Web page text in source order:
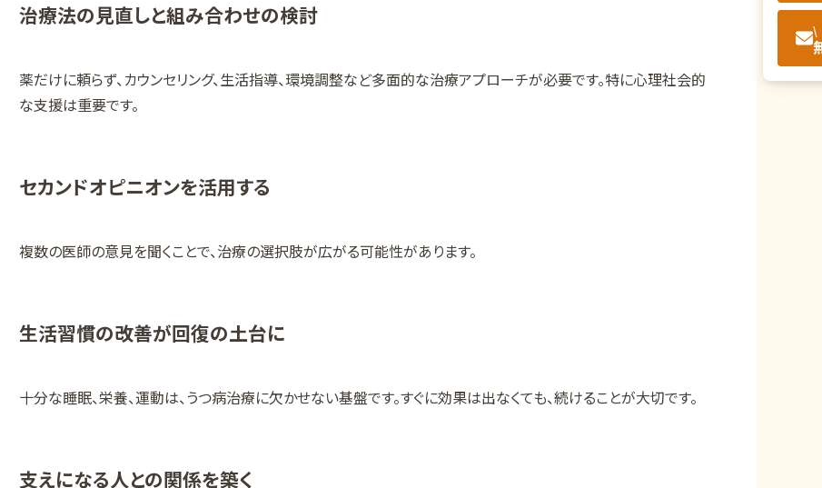
治療法の見直しと組み合わせの検討
薬だけに頼らず、カウンセリング、生活指導、環境調整など多面的な治療アプローチが必要です。特に心理社会的
な支援は重要です。
セカンドオピニオンを活用する
複数の医師の意見を聞くことで、治療の選択肢が広がる可能性があります。
生活習慣の改善が回復の土台に
十分な睡眠、栄養、運動は、うつ病治療に欠かせない基盤です。すぐに効果は出なくても、続けることが大切です。
支えになる人との関係を築く
\